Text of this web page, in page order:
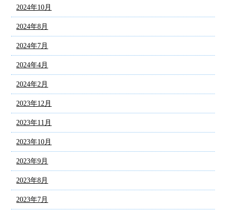
2024年10月
2024年8月
2024年7月
2024年4月
2024年2月
2023年12月
2023年11月
2023年10月
2023年9月
2023年8月
2023年7月